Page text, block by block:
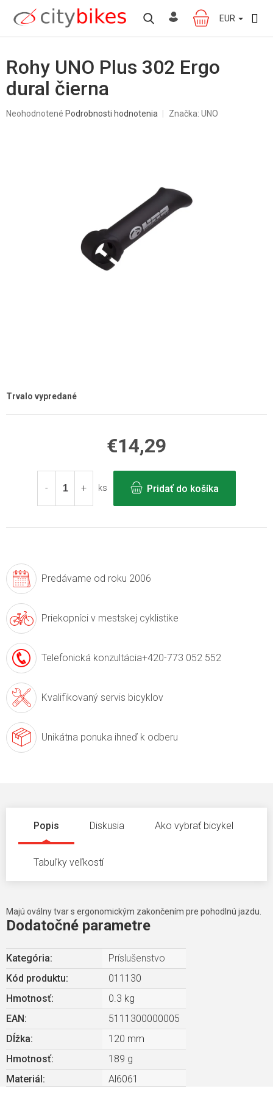
obsah
NÁKUPNÝ
KOŠÍK
EUR
Rohy UNO Plus 302 Ergo
dural čierna
Priemerné
Neohodnotené Podrobnosti hodnotenia Značka: UNO
Trvalo vypredané
€14,29
cena:
ks
Pridať do košíka
Predávame od roku 2006
Priekopníci v mestskej cyklistike
Telefonická konzultácia+420-773 052 552
Kvalifikovaný servis bicyklov
Unikátna ponuka ihneď k odberu
Popis Diskusia Ako vybrať bicykel
Tabuľky veľkostí
Majú oválny tvar s ergonomickým zakončením pre pohodlnú jazdu.
Dodatočné parametre
Kategória:
Príslušenstvo
Kód produktu:
011130
Hmotnosť:
0.3 kg
EAN:
5111300000005
Dĺžka:
120 mm
Hmotnosť:
189 g
Materiál: Al6061